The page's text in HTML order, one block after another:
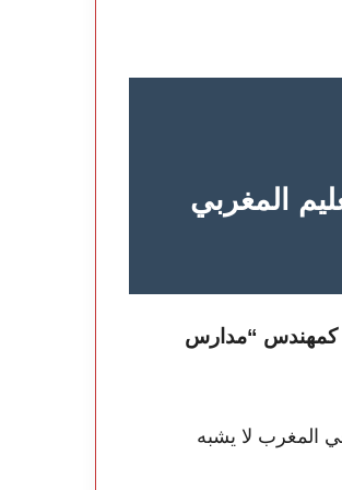
المغربي
كمهندس “مدارس
المغرب لا يشبه